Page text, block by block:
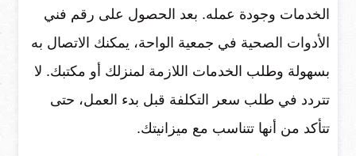
الخدمات وجودة عمله. بعد الحصول على رقم فني
الأدوات الصحية في جمعية الواحة، يمكنك الاتصال به
بسهولة وطلب الخدمات اللازمة لمنزلك أو مكتبك. لا
تتردد في طلب سعر التكلفة قبل بدء العمل، حتى
تتأكد من أنها تتناسب مع ميزانيتك.